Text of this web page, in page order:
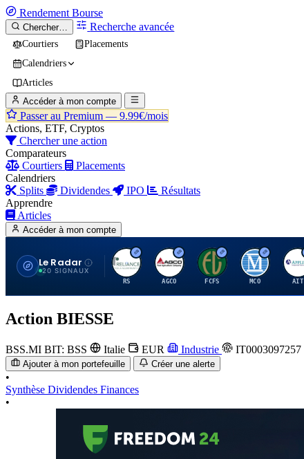
Rendement Bourse
Chercher… Recherche avancée
Courtiers
Placements
Calendriers
Articles
Accéder à mon compte
Passer au Premium — 9.99€/mois
Actions, ETF, Cryptos
Chercher une action
Comparateurs
Courtiers
Placements
Calendriers
Splits
Dividendes IPO
Résultats
Apprendre
Articles
Accéder à mon compte
Le Radar
20 SIGNAUX
R
RS
A
AGCO
F
FCFS
M
MCO
A
AIT
Action BIESSE
BSS.MI BIT: BSS Italie EUR Industrie IT0003097257
Ajouter à mon portefeuille Créer une alerte
•
Synthèse Dividendes Finances
•